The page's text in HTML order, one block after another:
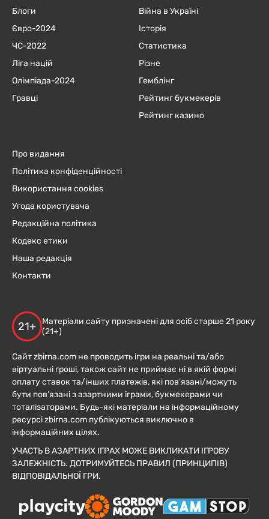
Блоги
Євро-2024
ЧC-2022
Ліга націй
Олімпіада-2024
Гравці
Війна в Україні
Історія
Статистика
Різне
Гемблінг
Рейтинг букмекерів
Рейтинг казино
Про видання
Політика конфіденційності
Використання cookies
Угода користувача
Редакційна політика
Кодекс етики
Наша редакція
Контакти
21+
Матеріали сайту призначені для осіб старше 21 року
(21+)
Сайт zbirna.com не проводить ігри на реальні та/або
віртуальні гроші, також сайт не приймає ні в якій формі
оплату ставок та/інших платежів, які пов’язані/можуть
бути пов’язані з азартними іграми, букмекерами чи
тоталізаторами. Будь-які матеріали на інформаційному
ресурсі zbirna.com публікуються виключно в
інформаційних цілях.
УЧАСТЬ В АЗАРТНИХ ІГРАХ МОЖЕ ВИКЛИКАТИ ІГРОВУ
ЗАЛЕЖНІСТЬ. ДОТРИМУЙТЕСЬ ПРАВИЛ (ПРИНЦИПІВ)
ВІДПОВІДАЛЬНОЇ ГРИ.